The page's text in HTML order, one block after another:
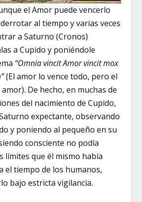
el Amor puede vencerlo
al tiempo y varias veces
a Saturno (Cronos)
a Cupido y poniéndole
“Omnia vincit Amor vincit mox
(El amor lo vence todo, pero el
De hecho, en muchas de
del nacimiento de Cupido,
expectante, observando
y poniendo al pequeño en su
consciente no podía
límites que él mismo había
el tiempo de los humanos,
bajo estricta vigilancia.